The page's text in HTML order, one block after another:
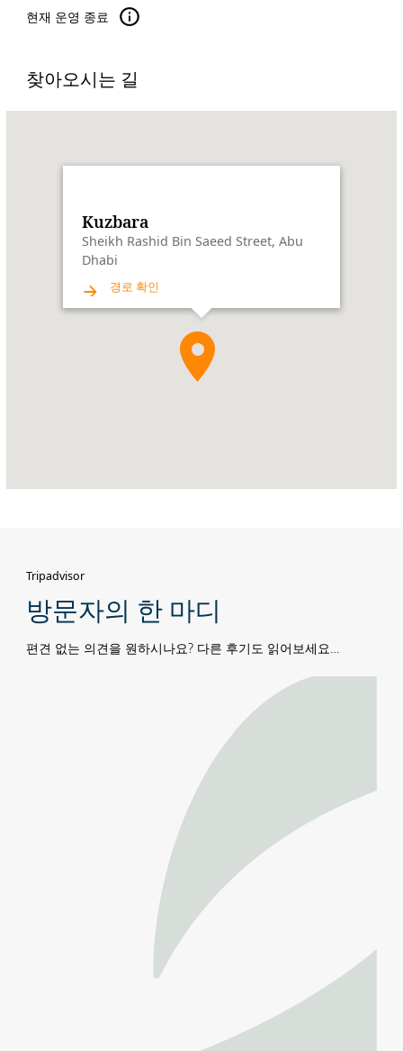
현재 운영 종료
찾아오시는 길
Kuzbara
Sheikh Rashid Bin Saeed Street, Abu
Dhabi
경로 확인
Tripadvisor
방문자의 한 마디
편견 없는 의견을 원하시나요? 다른 후기도 읽어보세요…